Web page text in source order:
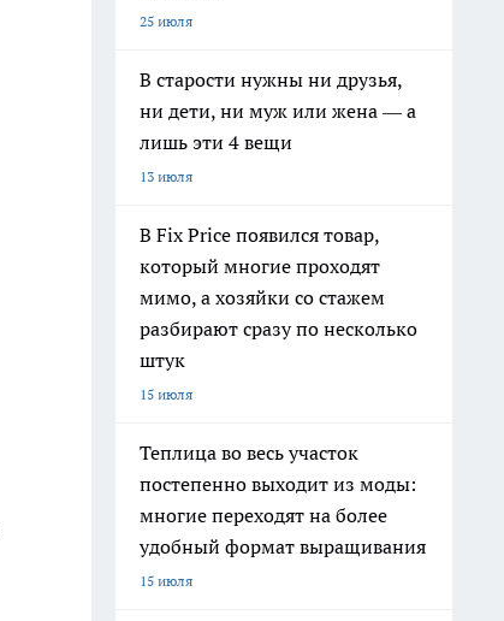
25 июля
В старости нужны ни друзья,
ни дети, ни муж или жена — а
лишь эти 4 вещи
13 июля
В Fix Price появился товар,
который многие проходят
мимо, а хозяйки со стажем
разбирают сразу по несколько
штук
15 июля
Теплица во весь участок
постепенно выходит из моды:
многие переходят на более
удобный формат выращивания
15 июля